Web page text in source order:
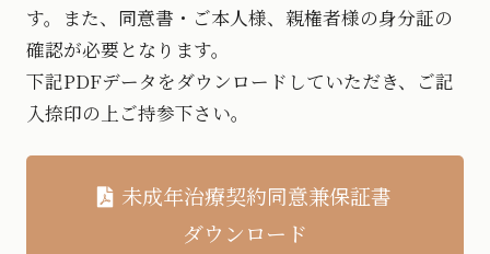
す。また、同意書・ご本人様、親権者様の身分証の
確認が必要となります。
下記PDFデータをダウンロードしていただき、ご記
入捺印の上ご持参下さい。
未成年治療契約同意兼保証書
ダウンロード